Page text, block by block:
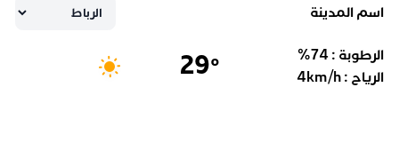
اسم المدينة
الرطوبة : 74
%
الرياح :
4km/h
29